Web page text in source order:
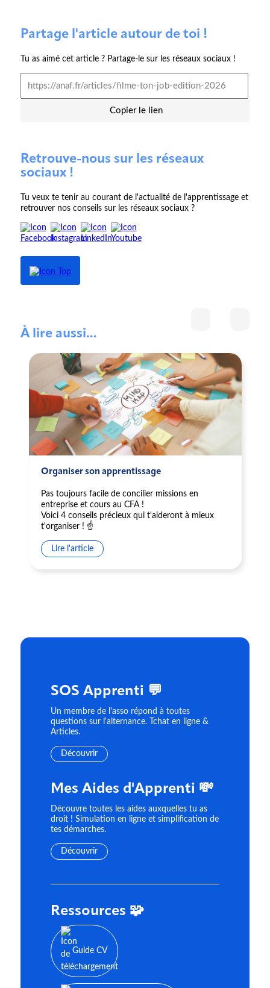
Partage l'article autour de toi !
Tu as aimé cet article ? Partage-le sur les réseaux sociaux !
Copier le lien
Retrouve-nous sur les réseaux
sociaux !
Tu veux te tenir au courant de l'actualité de l'apprentissage et
retrouver nos conseils sur les réseaux sociaux ?
À lire aussi...
Organiser son apprentissage
Pas toujours facile de concilier missions en
entreprise et cours au CFA !
Voici 4 conseils précieux qui t'aideront à mieux
t'organiser ! ☝️
Lire l'article
SOS Apprenti 💬
Un membre de l'asso répond à toutes
questions sur l'alternance. Tchat en ligne &
Articles.
Découvrir
Mes Aides d'Apprenti 💸
Découvre toutes les aides auxquelles tu as
droit ! Simulation en ligne et simplification de
tes démarches.
Découvrir
Ressources 🧩
Guide CV